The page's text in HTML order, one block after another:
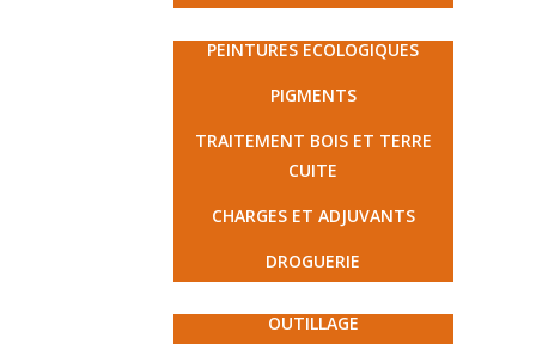
PEINTURES ECOLOGIQUES
PIGMENTS
TRAITEMENT BOIS ET TERRE
CUITE
CHARGES ET ADJUVANTS
DROGUERIE
OUTILLAGE